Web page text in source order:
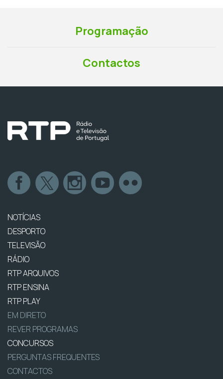
Programação
Contactos
NOTÍCIAS
DESPORTO
TELEVISÃO
RÁDIO
RTP ARQUIVOS
RTP ENSINA
RTP PLAY
EM DIRETO
REVER PROGRAMAS
CONCURSOS
PERGUNTAS FREQUENTES
CONTACTOS